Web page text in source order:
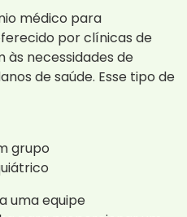
médico para
por clínicas de
necessidades de
de saúde. Esse tipo de
grupo
uma equipe